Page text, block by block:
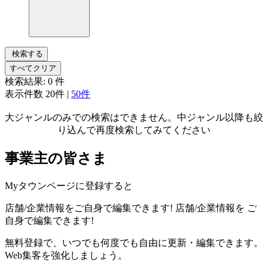
検索する
すべてクリア
検索結果: 0 件
表示件数 20件 | 50件
大ジャンルのみでの検索はできません。中ジャンル以降も絞
り込んで再度検索してみてください
事業主の皆さま
Myタウンページに登録すると
店舗/企業情報をご自身で編集できます! 店舗/企業情報を ご
自身で編集できます!
無料登録で、いつでも何度でも自由に更新・編集できます。
Web集客を強化しましょう。